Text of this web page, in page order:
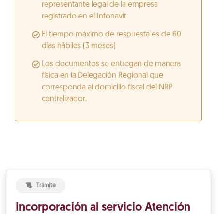
representante legal de la empresa
registrado en el Infonavit.
El tiempo máximo de respuesta es de 60
días hábiles (3 meses)
Los documentos se entregan de manera
física en la Delegación Regional que
corresponda al domicilio fiscal del NRP
centralizador.
Trámite
Incorporación al servicio Atención